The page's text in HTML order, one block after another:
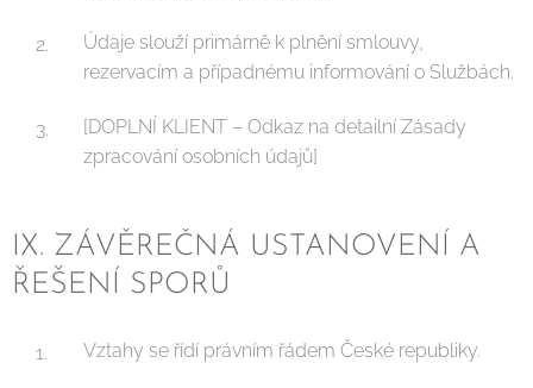
Údaje slouží primárně k plnění smlouvy,
rezervacím a případnému informování o Službách.
[DOPLNÍ KLIENT – Odkaz na detailní Zásady
zpracování osobních údajů]
IX. ZÁVĚREČNÁ USTANOVENÍ A
ŘEŠENÍ SPORŮ
Vztahy se řídí právním řádem České republiky.